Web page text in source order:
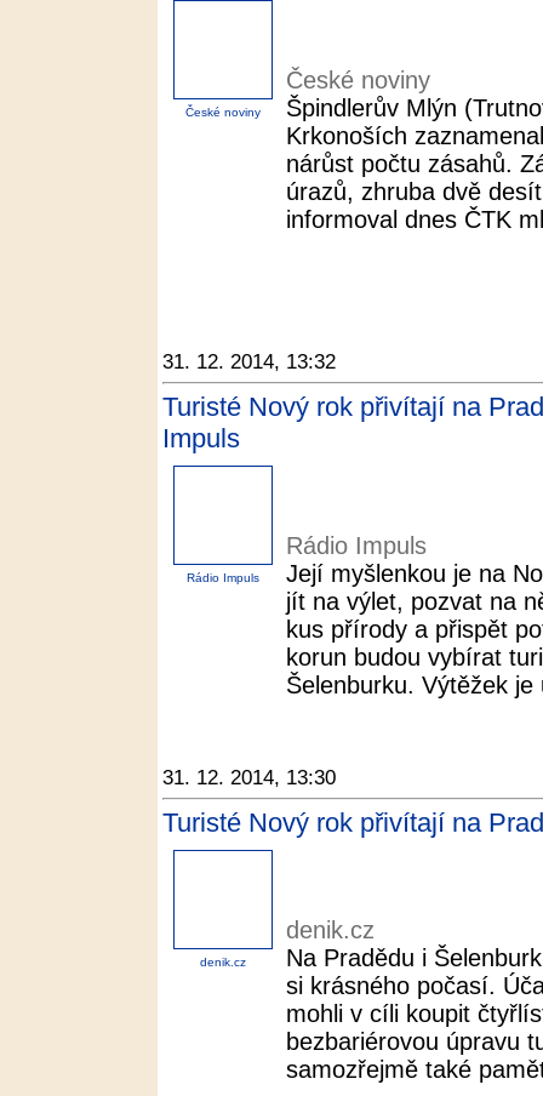
České noviny
České noviny
Špindlerův Mlýn
Krkonoších
nárůst počtu zásahů.
úrazů, zhruba dvě
informoval dnes ČTK
31. 12. 2014, 13:32
Turisté Nový rok přivítají na
Impuls
Rádio Impuls
Rádio Impuls
Její myšlenkou je na
jít na výlet, pozvat na
kus přírody a přispět
korun budou vybírat
Šelenburku. Výtěžek
31. 12. 2014, 13:30
Turisté Nový rok přivítají na
denik.cz
denik.cz
Na Pradědu i
si krásného počasí.
mohli v cíli koupit
bezbariérovou úpravu
samozřejmě také